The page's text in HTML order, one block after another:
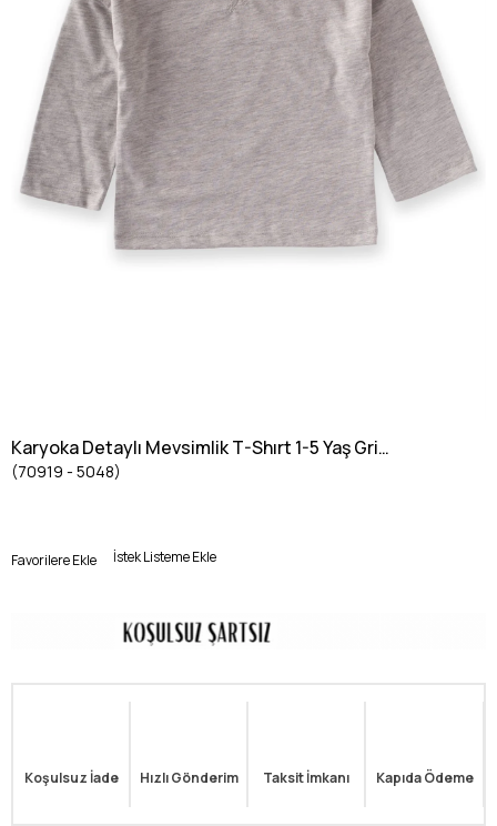
Karyoka Detaylı Mevsimlik T-Shırt 1-5 Yaş Gri
Melanj
(70919 - 5048)
Favorilere Ekle İstek Listeme Ekle
Koşulsuz İade Hızlı Gönderim Taksit İmkanı Kapıda Ödeme